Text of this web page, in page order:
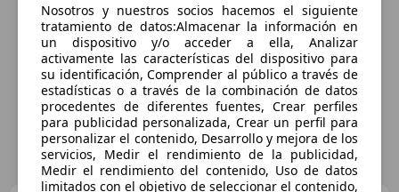
Nosotros y nuestros socios hacemos el siguiente
tratamiento de datos:Almacenar la información en
un dispositivo y/o acceder a ella, Analizar
activamente las características del dispositivo para
su identificación, Comprender al público a través de
estadísticas o a través de la combinación de datos
procedentes de diferentes fuentes, Crear perfiles
para publicidad personalizada, Crear un perfil para
personalizar el contenido, Desarrollo y mejora de los
servicios, Medir el rendimiento de la publicidad,
Medir el rendimiento del contenido, Uso de datos
limitados con el objetivo de seleccionar el contenido,